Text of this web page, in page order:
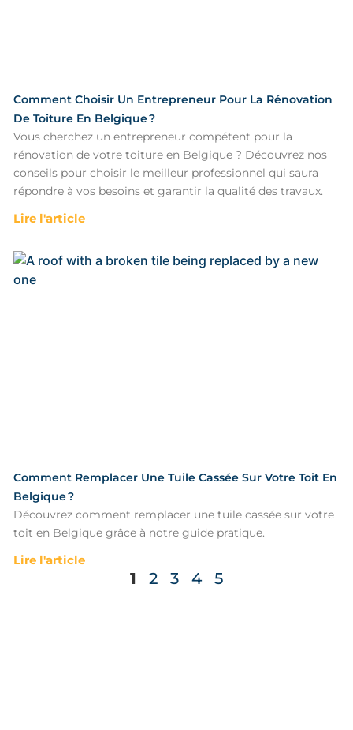
Comment Choisir Un Entrepreneur Pour La Rénovation
De Toiture En Belgique ?
Vous cherchez un entrepreneur compétent pour la
rénovation de votre toiture en Belgique ? Découvrez nos
conseils pour choisir le meilleur professionnel qui saura
répondre à vos besoins et garantir la qualité des travaux.
Lire l'article
Comment Remplacer Une Tuile Cassée Sur Votre Toit En
Belgique ?
Découvrez comment remplacer une tuile cassée sur votre
toit en Belgique grâce à notre guide pratique.
Lire l'article
1 2 3 4 5